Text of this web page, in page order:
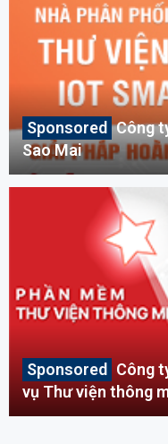
Công
Sao Mai
Công
vụ Thư viện thông